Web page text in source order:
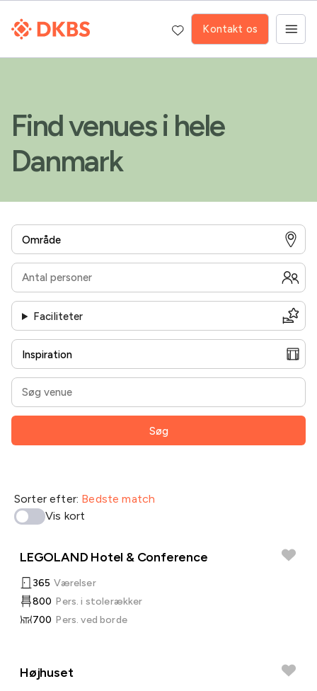
Kontakt os
Find venues i hele
Danmark
Faciliteter
Søg
Sorter efter: Bedste match
Vis kort
LEGOLAND Hotel & Conference
365 Værelser
800 Pers. i stolerækker
700 Pers. ved borde
Højhuset